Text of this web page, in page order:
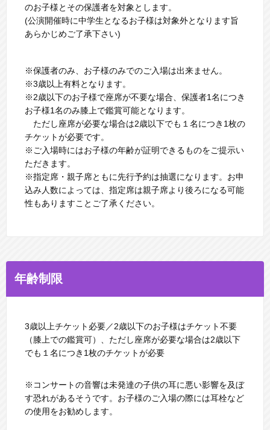
のお⼦様とその保護者を対象とします。
(公演開催時に中学⽣となるお⼦様は対象外となります旨
あらかじめご了承下さい)
※保護者のみ、お⼦様のみでのご⼊場は出来ません。
※3歳以上有料となります。
※2歳以下のお⼦様で座席が不要な場合、保護者1名につき
お⼦様1名のみ膝上で鑑賞可能となります。
ただし座席が必要な場合は2歳以下でも１名につき1枚の
チケットが必要です。
※ご⼊場時にはお⼦様の年齢が証明できるものをご提⽰い
ただきます。
※指定席・親⼦席ともに先⾏予約は抽選になります。お申
込み⼈数によっては、指定席は親⼦席より後ろになる可能
性もありますことご了承ください。
年齢制限
3歳以上チケット必要／2歳以下のお⼦様はチケット不要
（膝上での鑑賞可）、ただし座席が必要な場合は2歳以下
でも１名につき1枚のチケットが必要
※コンサートの⾳響は未発達の⼦供の⽿に悪い影響を及ぼ
す恐れがあるそうです。お⼦様のご⼊場の際には⽿栓など
の使⽤をお勧めします。